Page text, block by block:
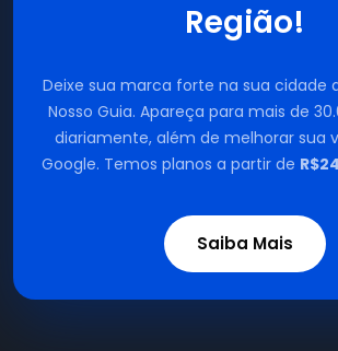
Região!
Deixe sua marca forte na sua cidade
Nosso Guia. Apareça para mais de
diariamente, além de melhorar sua
Google. Temos planos a partir de
Saiba Mais